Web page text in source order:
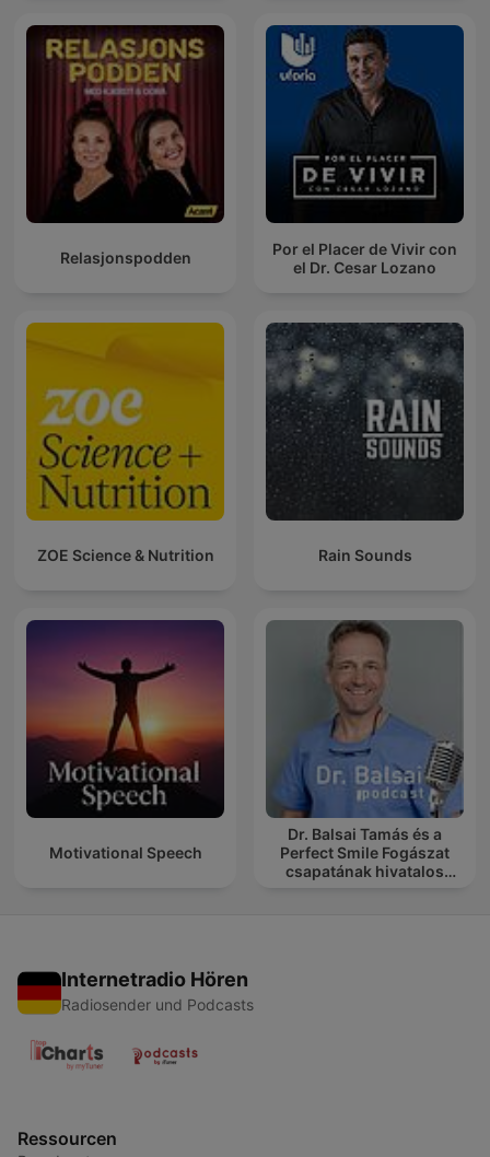
Relasjonspodden
Por el Placer de Vivir con
el Dr. Cesar Lozano
ZOE Science & Nutrition Rain Sounds
Motivational Speech
Dr. Balsai Tamás és a
Perfect Smile Fogászat
csapatának hivatalos
Internetradio Hören
Radiosender und Podcasts
Ressourcen